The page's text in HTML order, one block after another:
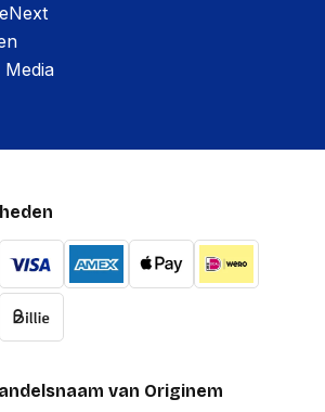
van Originem